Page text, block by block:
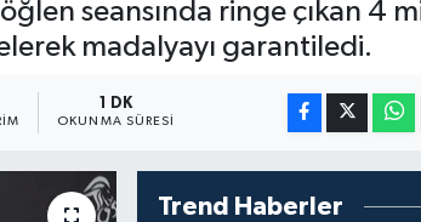
seansında ringe çıkan 4
madalyayı garantiledi.
1 DK
OKUNMA SÜRESI
Trend Haberler